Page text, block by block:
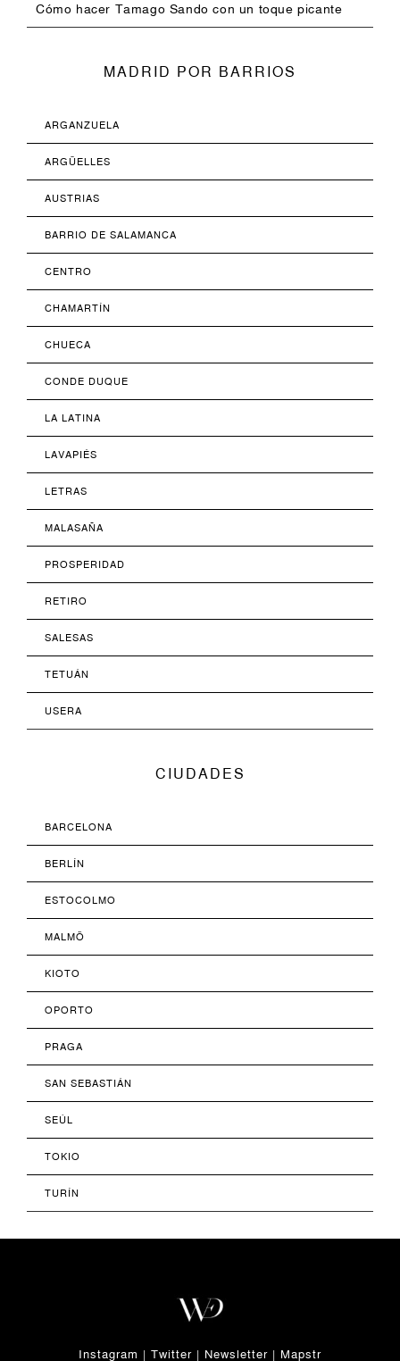
Cómo hacer Tamago Sando con un toque picante
MADRID POR BARRIOS
ARGANZUELA
ARGÜELLES
AUSTRIAS
BARRIO DE SALAMANCA
CENTRO
CHAMARTÍN
CHUECA
CONDE DUQUE
LA LATINA
LAVAPIÉS
LETRAS
MALASAÑA
PROSPERIDAD
RETIRO
SALESAS
TETUÁN
USERA
CIUDADES
BARCELONA
BERLÍN
ESTOCOLMO
MALMÖ
KIOTO
OPORTO
PRAGA
SAN SEBASTIÁN
SEÚL
TOKIO
TURÍN
Instagram | Twitter | Newsletter | Mapstr